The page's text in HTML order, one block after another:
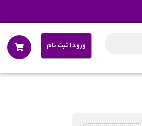
ورود | ثبت نام